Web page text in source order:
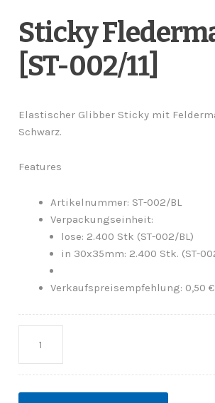
Sticky
[ST-002/11]
Elastischer Glibber Sticky mit
Schwarz.
Features
Artikelnummer: ST-002/BL
Verpackungseinheit:
lose: 2.400 Stk (ST-002/BL)
in 30x35mm: 2.400 Stk. (ST-
Verkaufspreisempfehlung: 0,50 €